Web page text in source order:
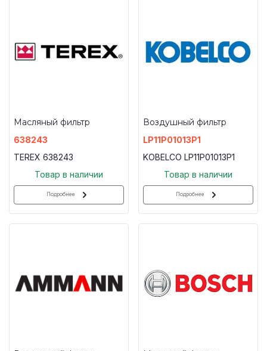
Масляный фильтр
638243
TEREX 638243
Товар в наличии
Подробнее
Воздушный фильтр
LP11P01013P1
KOBELCO LP11P01013P1
Товар в наличии
Подробнее